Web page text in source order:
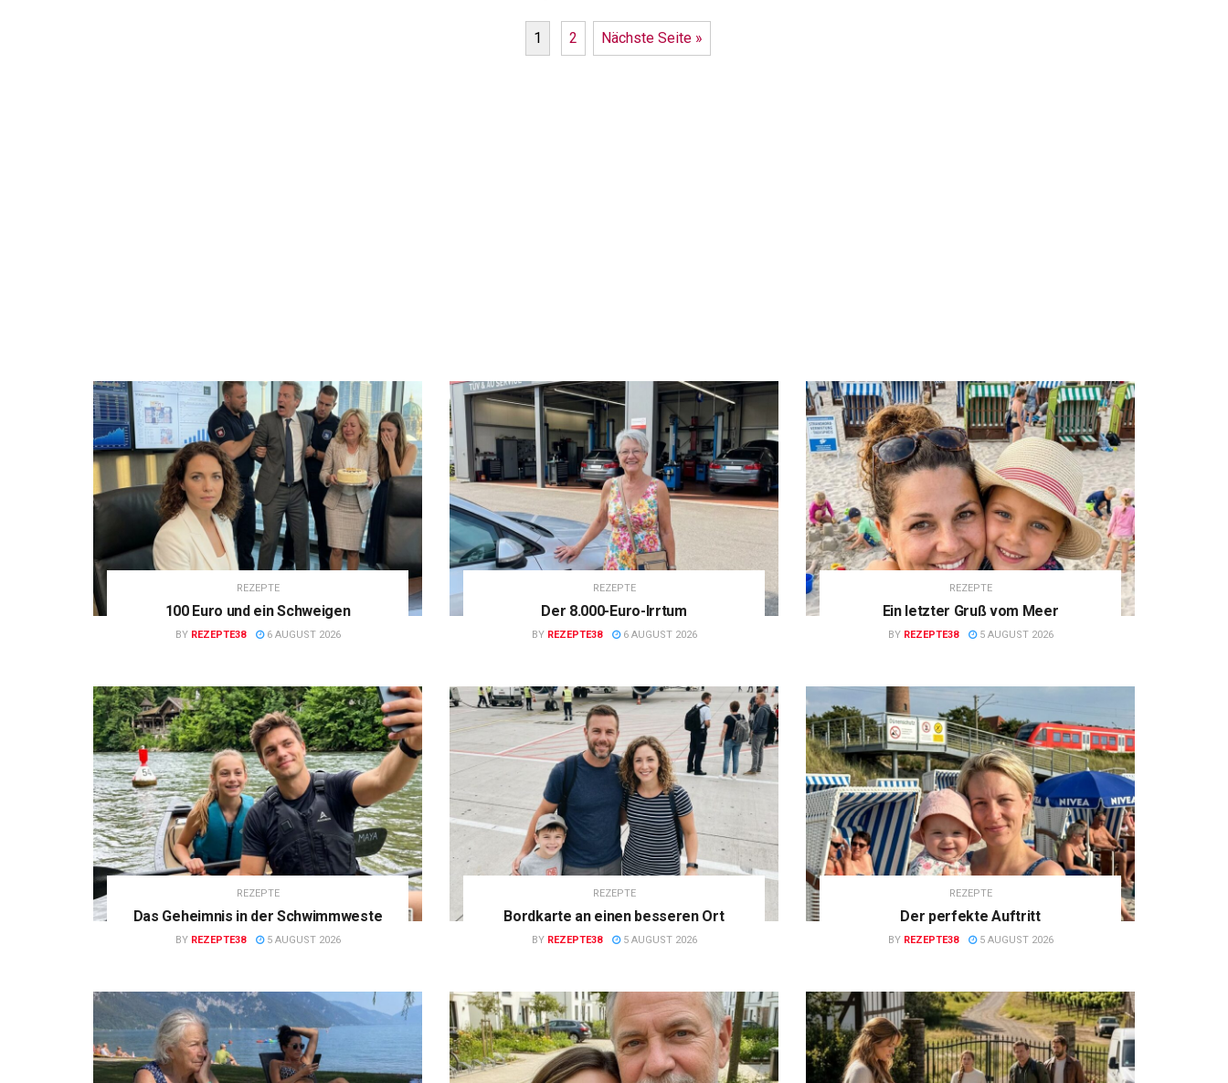
1 2 Nächste Seite »
REZEPTE
100 Euro und ein Schweigen
BY REZEPTE38 6 AUGUST 2026
REZEPTE
Der 8.000-Euro-Irrtum
BY REZEPTE38 6 AUGUST 2026
REZEPTE
Ein letzter Gruß vom Meer
BY REZEPTE38 5 AUGUST 2026
REZEPTE
Das Geheimnis in der Schwimmweste
BY REZEPTE38 5 AUGUST 2026
REZEPTE
Bordkarte an einen besseren Ort
BY REZEPTE38 5 AUGUST 2026
REZEPTE
Der perfekte Auftritt
BY REZEPTE38 5 AUGUST 2026